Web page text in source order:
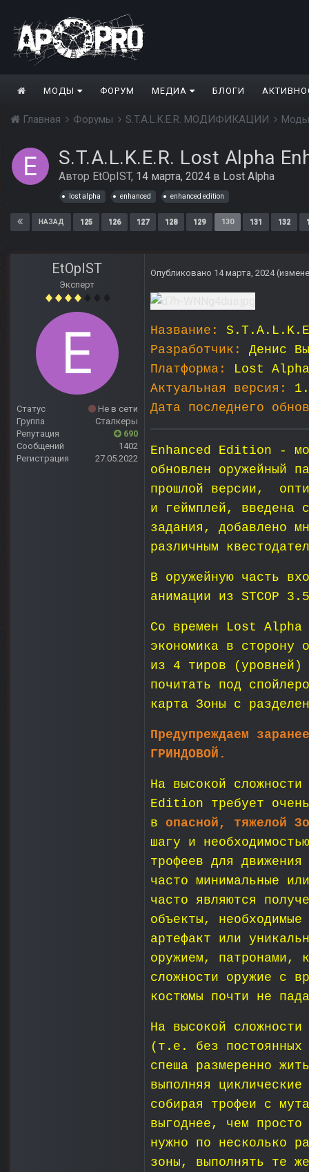
МОДЫ ФОРУМ МЕДИА БЛОГИ
Главная Форумы S.T.A.L.K.E.R. МОДИФИКАЦИИ
S.T.A.L.K.E.R. Lost Alpha
Автор EtOpIST, 14 марта, 2024 в Lost Alpha
lost alpha enhanced enhanced edition
НАЗАД 125 126 127 128 129 130 131 132
EtOpIST
Эксперт
Статус
Не в сети
Группа
Сталкеры
Репутация
690
Сообщений
1402
Регистрация
27.05.2022
Опубликовано 14 марта, 2024
Название:
Разработчик:
Денис
Платформа:
Lost
Актуальная версия:
Дата последнего
Enhanced Edition -
обновлен оружейный
прошлой версии,
и геймплей, введена
задания, добавлено
различным
В оружейную часть
анимации из STCOP
Со времен Lost Alpha
экономика в сторону
из 4 тиров (уровней)
почитать под
карта Зоны с
Предупреждаем
ГРИНДОВОЙ.
На высокой
Edition требует
в опасной, тяжелой
шагу и
трофеев для
часто минимальные
часто являются
объекты,
артефакт или
оружием, патронами,
сложности оружие с
костюмы почти не
На высокой
(т.е. без постоянных
спеша размеренно
выполняя
собирая трофеи с
выгоднее, чем
нужно по несколько
зоны, выполнять те